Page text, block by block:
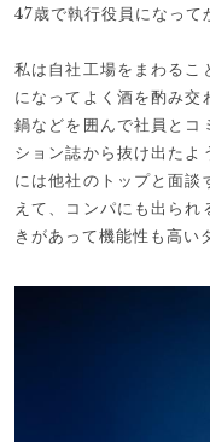
47歳で執行役員になって
私は自社工場をまわるこ
になってよく酒を酌み交
鍋などを囲んで社員とコ
ション誌から抜け出たよ
には他社のトップと面談
えて、コンパにも出ら
きがあって機能性も高い